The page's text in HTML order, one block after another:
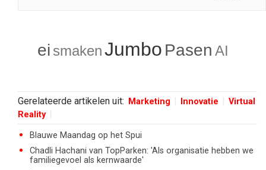
ei smakenJumbo Pasen AI
Gerelateerde artikelen uit: Marketing Innovatie
Virtual
Reality
Blauwe Maandag op het Spui
Chadli Hachani van TopParken: 'Als organisatie hebben we
familiegevoel als kernwaarde'